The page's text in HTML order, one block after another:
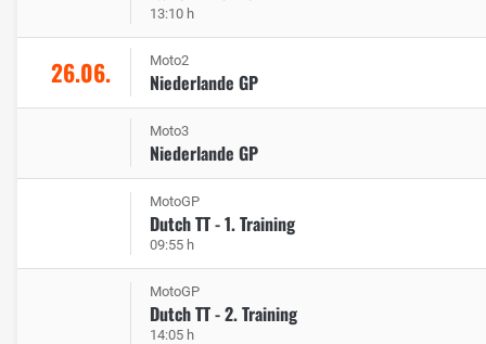
13:10 h
26.06. Moto2
Niederlande GP
Moto3
Niederlande GP
MotoGP
Dutch TT - 1. Training
09:55 h
MotoGP
Dutch TT - 2. Training
14:05 h